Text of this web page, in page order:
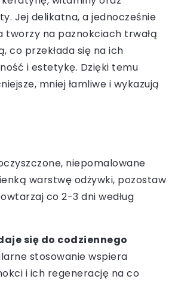
Jej delikatna, a jednocześnie
tworzy na paznokciach trwałą
co przekłada się na ich
i estetykę. Dzięki temu
mniej łamliwe i wykazują
niepomalowane
warstwę odżywki, pozostaw
co 2-3 dni według
się do codziennego
stosowanie wspiera
i ich regenerację na co